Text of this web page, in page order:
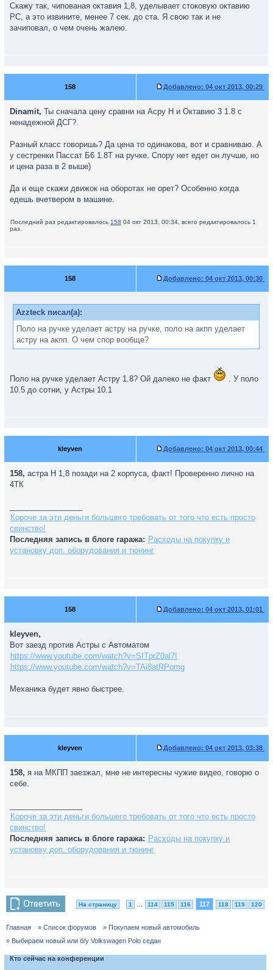
Скажу так, чипованая октавия 1,8, уделывает стоковую октавию
РС, а это извините, менее 7 сек. до ста. Я свою так и не
зачиповал, о чем очень жалею.
158 Добавлено: 04 окт 2013, 00:29
Dinamit, Ты сначала цену сравни на Асру Н и Октавию 3 1.8 с
ненадежной ДСГ?.
Разный класс говоришь? Да цена то одинакова, вот и сравниваю. А
у сестренки Пассат Б6 1.8Т на ручке. Спору нет едет он лучше, но
и цена раза в 2 выше)
Да и еще скажи движок на оборотах не орет? Особенно когда
едешь вчетвером в машине.
Последний раз редактировалось 158 04 окт 2013, 00:34, всего редактировалось 1
раз.
158 Добавлено: 04 окт 2013, 00:30
Azzteck писал(а):
Поло на ручке уделает астру на ручке, поло на акпп уделает
астру на акпп. О чем спор вообще?
Поло на ручке уделает Астру 1.8? Ой далеко не факт
. У поло
10.5 до сотни, у Астры 10.1
kleyven Добавлено: 04 окт 2013, 00:44
158, астра Н 1,8 позади на 2 корпуса, факт! Проверенно лично на
4ТК
Короче за эти деньги большего требовать от того что есть просто
свинство!
Последняя запись в блоге гаража: Расходы на покупку и
установку доп. оборудования и тюнинг
158 Добавлено: 04 окт 2013, 01:01
kleyven,
Вот заезд против Астры с Автоматом
https://www.youtube.com/watch?v=SITprZ0al7I
https://www.youtube.com/watch?v=TAi8atRPomg
Механика будет явно быстрее.
kleyven Добавлено: 04 окт 2013, 03:38
158, я на МКПП заезжал, мне не интересны чужие видео, говорю о
себе.
Короче за эти деньги большего требовать от того что есть просто
свинство!
Последняя запись в блоге гаража: Расходы на покупку и
установку доп. оборудования и тюнинг
На страницу 1 114 115 116 117 118 119 120
Главная » Список форумов
» Покупаем новый автомобиль
» Выбираем новый или б/у Volkswagen Polo седан
Кто сейчас на конференции